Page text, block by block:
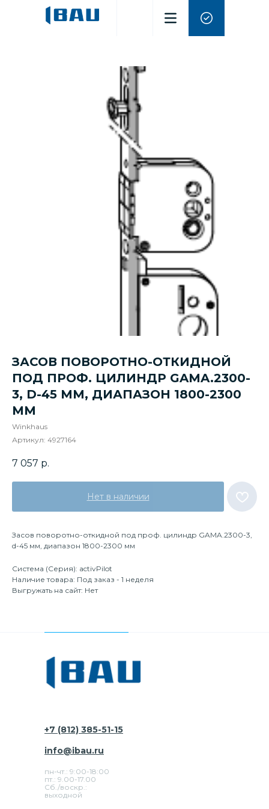
ЗАСОВ ПОВОРОТНО-ОТКИДНОЙ
ПОД ПРОФ. ЦИЛИНДР GAMA.2300-
3, D-45 ММ, ДИАПАЗОН 1800-2300
ММ
Winkhaus
Артикул: 4927164
7 057 р.
Нет в наличии
Засов поворотно-откидной под проф. цилиндр GAMA.2300-3,
d-45 мм, диапазон 1800-2300 мм
Система (Серия): activPilot
Наличие товара: Под заказ - 1 неделя
Выгружать на сайт: Нет
+7 (812) 385-51-15
пн-чт.: 9:00-18:00
пт.: 9.00-17.00
Сб./воскр.:
выходной
info@ibau.ru